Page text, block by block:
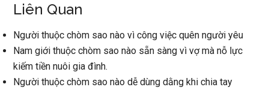
Liên Quan
Người thuộc chòm sao nào vì công việc quên người yêu
Nam giới thuộc chòm sao nào sẵn sàng vì vợ mà nỗ lực
kiếm tiền nuôi gia đình.
Người thuộc chòm sao nào dễ dùng dằng khi chia tay